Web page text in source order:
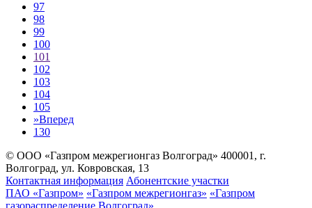
97
98
99
100
101
102
103
104
105
»Вперед
130
© ООО «Газпром межрегионгаз Волгоград» 400001, г.
Волгоград, ул. Ковровская, 13
Контактная информация Абонентские участки
ПАО «Газпром» «Газпром межрегионгаз» «Газпром
газораспределение Волгоград»